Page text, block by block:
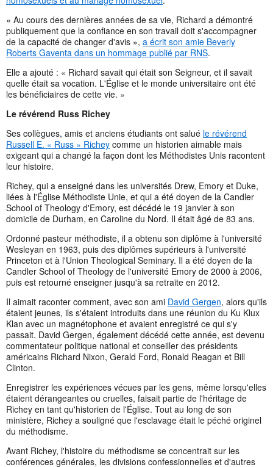
« Au cours des dernières années de sa vie, Richard a démontré
publiquement que la confiance en son travail doit s'accompagner
de la capacité de changer d'avis », a écrit son amie Beverly
Roberts Gaventa dans un hommage publié par RNS.
Elle a ajouté : « Richard savait qui était son Seigneur, et il savait
quelle était sa vocation. L'Église et le monde universitaire ont été
les bénéficiaires de cette vie. »
Le révérend Russ Richey
Ses collègues, amis et anciens étudiants ont salué le révérend
Russell E. « Russ » Richey comme un historien aimable mais
exigeant qui a changé la façon dont les Méthodistes Unis racontent
leur histoire.
Richey, qui a enseigné dans les universités Drew, Emory et Duke,
liées à l'Église Méthodiste Unie, et qui a été doyen de la Candler
School of Theology d'Emory, est décédé le 19 janvier à son
domicile de Durham, en Caroline du Nord. Il était âgé de 83 ans.
Ordonné pasteur méthodiste, il a obtenu son diplôme à l'université
Wesleyan en 1963, puis des diplômes supérieurs à l'université
Princeton et à l'Union Theological Seminary. Il a été doyen de la
Candler School of Theology de l'université Emory de 2000 à 2006,
puis est retourné enseigner jusqu'à sa retraite en 2012.
Il aimait raconter comment, avec son ami David Gergen, alors qu'ils
étaient jeunes, ils s'étaient introduits dans une réunion du Ku Klux
Klan avec un magnétophone et avaient enregistré ce qui s'y
passait. David Gergen, également décédé cette année, est devenu
commentateur politique national et conseiller des présidents
américains Richard Nixon, Gerald Ford, Ronald Reagan et Bill
Clinton.
Enregistrer les expériences vécues par les gens, même lorsqu'elles
étaient dérangeantes ou cruelles, faisait partie de l'héritage de
Richey en tant qu'historien de l'Église. Tout au long de son
ministère, Richey a souligné que l'esclavage était le péché originel
du méthodisme.
Avant Richey, l'histoire du méthodisme se concentrait sur les
conférences générales, les divisions confessionnelles et d'autres